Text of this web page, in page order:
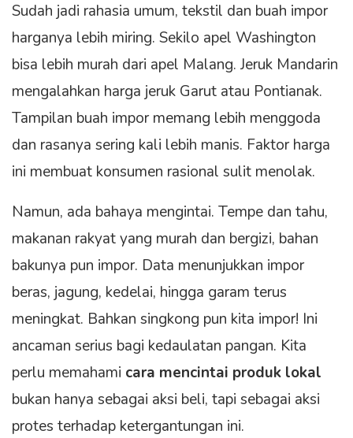
Sudah jadi rahasia umum, tekstil dan buah impor
harganya lebih miring. Sekilo apel Washington
bisa lebih murah dari apel Malang. Jeruk Mandarin
mengalahkan harga jeruk Garut atau Pontianak.
Tampilan buah impor memang lebih menggoda
dan rasanya sering kali lebih manis. Faktor harga
ini membuat konsumen rasional sulit menolak.
Namun, ada bahaya mengintai. Tempe dan tahu,
makanan rakyat yang murah dan bergizi, bahan
bakunya pun impor. Data menunjukkan impor
beras, jagung, kedelai, hingga garam terus
meningkat. Bahkan singkong pun kita impor! Ini
ancaman serius bagi kedaulatan pangan. Kita
perlu memahami cara mencintai produk lokal
bukan hanya sebagai aksi beli, tapi sebagai aksi
protes terhadap ketergantungan ini.